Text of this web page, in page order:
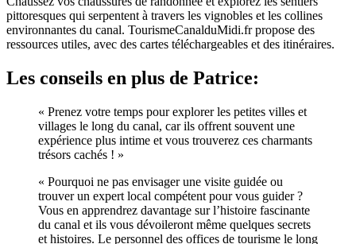
pittoresques qui serpentent à travers les vignobles et les collines
environnantes du canal. TourismeCanalduMidi.fr propose des
ressources utiles, avec des cartes téléchargeables et des itinéraires.
Les conseils en plus de Patrice:
« Prenez votre temps pour explorer les petites villes et
villages le long du canal, car ils offrent souvent une
expérience plus intime et vous trouverez ces charmants
trésors cachés ! »
« Pourquoi ne pas envisager une visite guidée ou
trouver un expert local compétent pour vous guider ?
Vous en apprendrez davantage sur l’histoire fascinante
du canal et ils vous dévoileront même quelques secrets
et histoires. Le personnel des offices de tourisme le long